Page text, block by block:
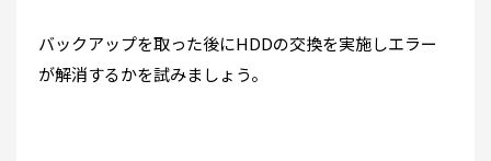
バックアップを取った後にHDDの交換を実施しエラー
が解消するかを試みましょう。